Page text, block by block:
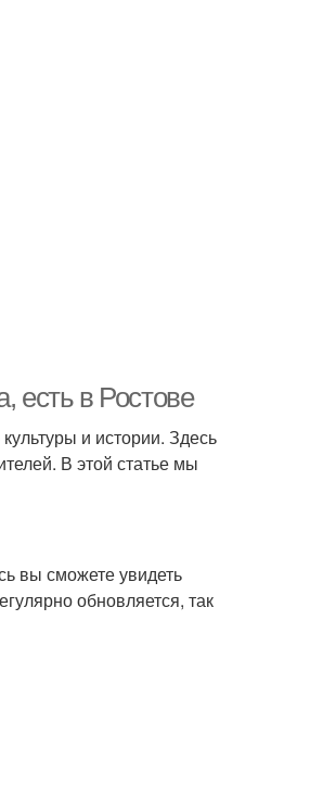
есть в Ростове
и истории. Здесь
В этой статье мы
вы сможете увидеть
обновляется, так